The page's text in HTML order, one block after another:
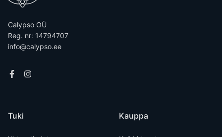
Calypso OÜ
Reg. nr: 14794707
info@calypso.ee
Tuki Kauppa